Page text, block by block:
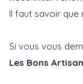
Il faut savoir que
Si vous vous
Les Bons